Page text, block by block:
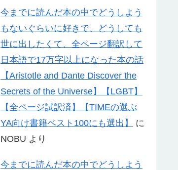
今までに読んだ本の中でどうしよう
もないぐらいに好きで、どうしても
世に出したくて、全ページ翻訳して
日本語で17万字以上になった本の話
【Aristotle and Dante Discover the
Secrets of the Universe】【LGBT】
【全ページ試訳済】【TIMEの選ぶ
YA向け書籍ベスト100にも選出】
に
NOBU より
今までに読んだ本の中でどうしよう